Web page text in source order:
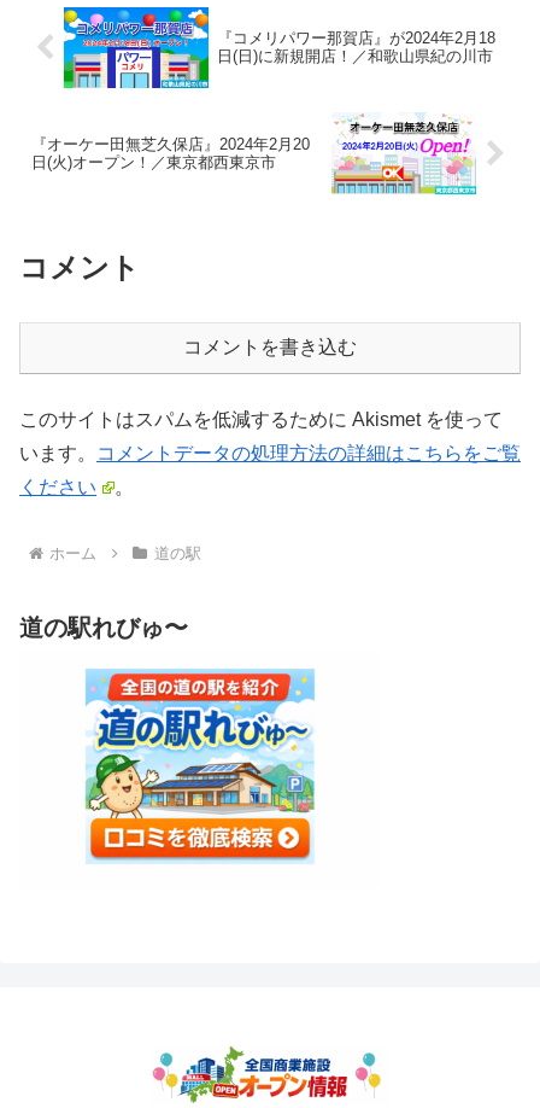
『コメリパワー那賀店』が2024年2月18
日(日)に新規開店！／和歌山県紀の川市
『オーケー田無芝久保店』2024年2月20
日(火)オープン！／東京都西東京市
コメント
コメントを書き込む
このサイトはスパムを低減するために Akismet を使って
います。
コメントデータの処理方法の詳細はこちらをご覧
ください
。
ホーム 道の駅
道の駅れびゅ〜